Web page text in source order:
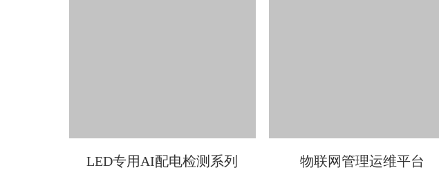
LED专用AI配电检测系列 物联网管理运维平台